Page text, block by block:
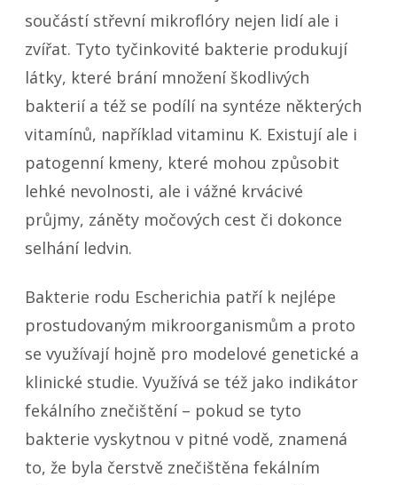
součástí střevní mikroflóry nejen lidí ale i
zvířat. Tyto tyčinkovité bakterie produkují
látky, které brání množení škodlivých
bakterií a též se podílí na syntéze některých
vitamínů, například vitaminu K. Existují ale i
patogenní kmeny, které mohou způsobit
lehké nevolnosti, ale i vážné krvácivé
průjmy, záněty močových cest či dokonce
selhání ledvin.
Bakterie rodu Escherichia patří k nejlépe
prostudovaným mikroorganismům a proto
se využívají hojně pro modelové genetické a
klinické studie. Využívá se též jako indikátor
fekálního znečištění – pokud se tyto
bakterie vyskytnou v pitné vodě, znamená
to, že byla čerstvě znečištěna fekálním